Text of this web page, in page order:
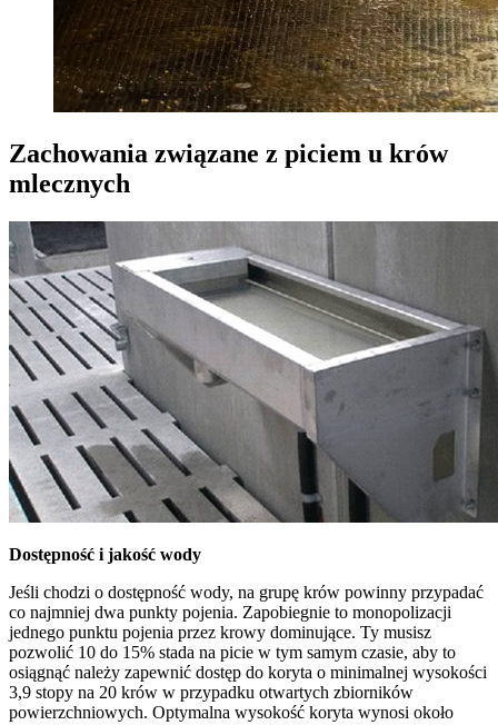
Zachowania związane z piciem u krów
mlecznych
Dostępność i jakość wody
Jeśli chodzi o dostępność wody, na grupę krów powinny przypadać
co najmniej dwa punkty pojenia. Zapobiegnie to monopolizacji
jednego punktu pojenia przez krowy dominujące. Ty musisz
pozwolić 10 do 15% stada na picie w tym samym czasie, aby to
osiągnąć należy zapewnić dostęp do koryta o minimalnej wysokości
3,9 stopy na 20 krów w przypadku otwartych zbiorników
powierzchniowych. Optymalna wysokość koryta wynosi około